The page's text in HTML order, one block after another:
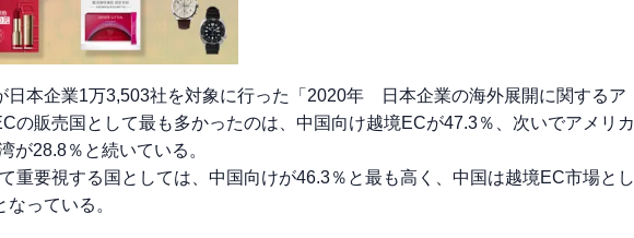
日本企業1万3,503社を対象に行った「2020年 日本企業の海外展開に関するア
の販売国として最も多かったのは、中国向け越境ECが47.3％、次いでアメリカ
が28.8％と続いている。
重要視する国としては、中国向けが46.3％と最も高く、中国は越境EC市場とし
っている。